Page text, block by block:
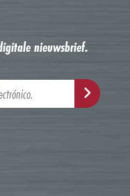
nieuwsbrief.